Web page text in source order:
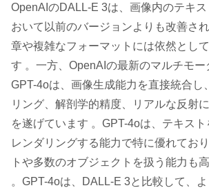
OpenAIのDALL-E 3は、画像内のテキ
おいて以前のバージョンよりも改善さ
章や複雑なフォーマットには依然とし
す 。一方、OpenAIの最新のマルチモー
GPT-4oは、画像生成能力を直接統合し
リング、解剖学的精度、リアルな反射
を遂げています 。GPT-4oは、テキス
レンダリングする能力で特に優れてお
トや多数のオブジェクトを扱う能力も
。GPT-4oは、DALL-E 3と比較して、